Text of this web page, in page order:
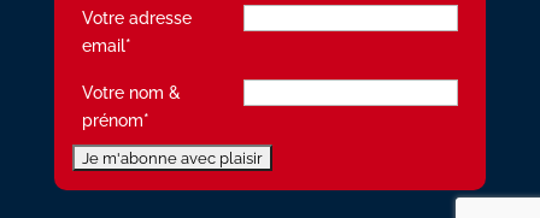
Votre adresse
email*
Votre nom &
prénom*